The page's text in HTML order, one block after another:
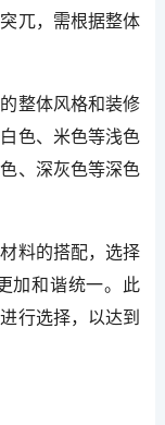
兀，需根据整体
整体风格和装修
色、米色等浅色
、深灰色等深色
料的搭配，选择
加和谐统一。此
行选择，以达到